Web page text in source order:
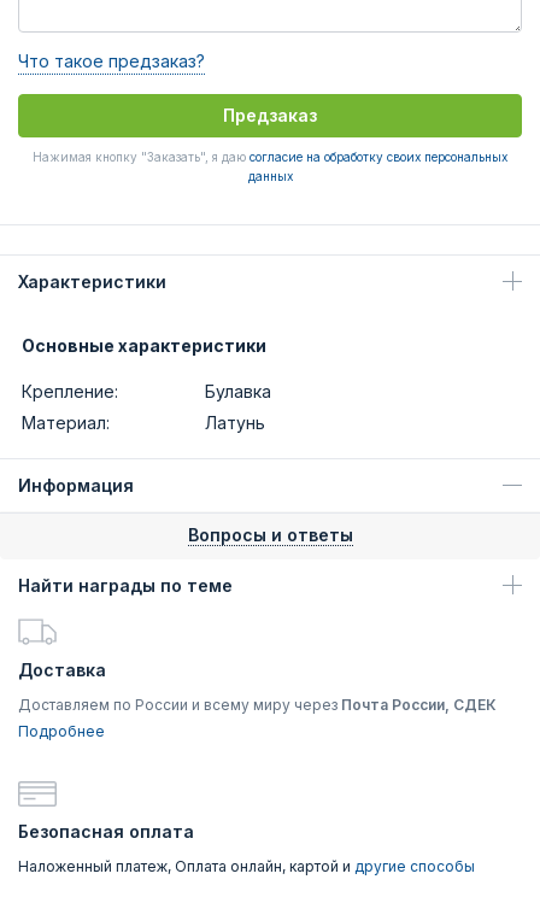
Что такое предзаказ?
Предзаказ
Нажимая кнопку "Заказать", я даю согласие на обработку своих персональных
данных
Характеристики
Основные характеристики
Крепление:
Булавка
Материал:
Латунь
Информация
Вопросы и ответы
Найти награды по теме
Доставка
Доставляем по России и всему миру через Почта России, СДЕК
Подробнее
Безопасная оплата
Наложенный платеж, Оплата онлайн, картой и другие способы